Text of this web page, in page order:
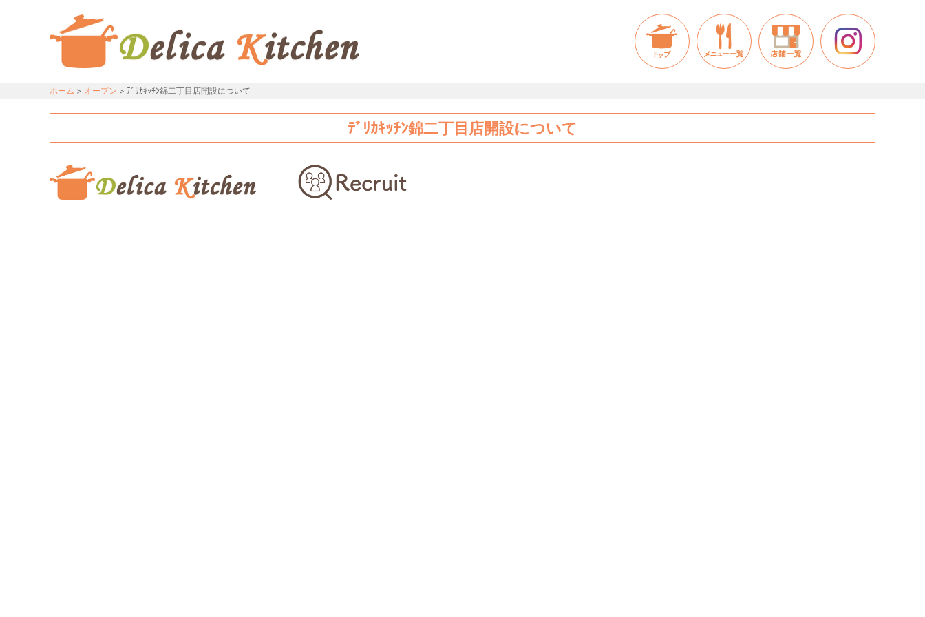
ホーム > オープン > ﾃﾞﾘｶｷｯﾁﾝ錦二丁目店開設について
ﾃﾞﾘｶｷｯﾁﾝ錦二丁目店開設について